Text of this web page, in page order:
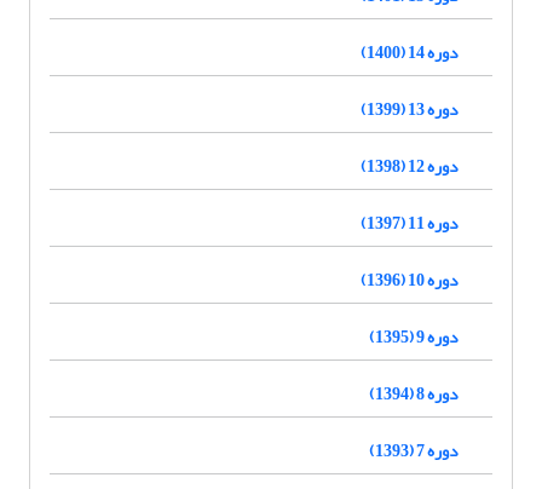
دوره 14 (1400)
دوره 13 (1399)
دوره 12 (1398)
دوره 11 (1397)
دوره 10 (1396)
دوره 9 (1395)
دوره 8 (1394)
دوره 7 (1393)